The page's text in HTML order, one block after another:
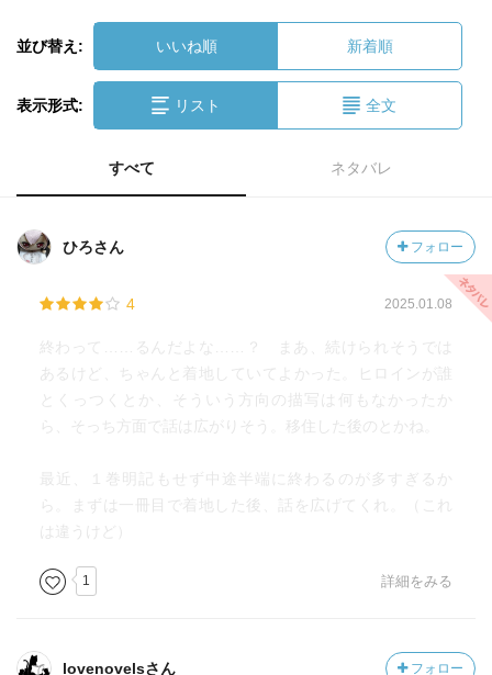
並び替え: いいね順 新着順
表示形式: リスト 全文
すべて ネタバレ
ひろさん フォロー
4 2025.01.08
終わって……るんだよな……？ まあ、続けられそうでは
あるけど、ちゃんと着地していてよかった。ヒロインが誰
とくっつくとか、そういう方向の描写は何もなかったか
ら、そっち方面で話は広がりそう。移住した後のとかね。
最近、１巻明記もせず中途半端に終わるのが多すぎるか
ら。まずは一冊目で着地した後、話を広げてくれ。（これ
は違うけど）
1 詳細をみる
lovenovelsさん フォロー